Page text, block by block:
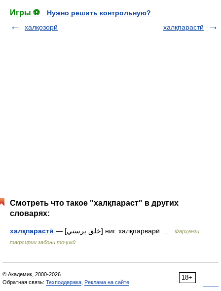
Игры ⚽
Нужно решить контрольную?
халқозорӣ
халқпарастӣ
Смотреть что такое "халқпараст" в других
словарях:
халқпарастӣ — [خلق پرستي] ниг. халқпарварӣ …
Фарҳанги
тафсирии забони тоҷикӣ
18+
© Академик, 2000-2026
Обратная связь: Техподдержка Реклама на сайте